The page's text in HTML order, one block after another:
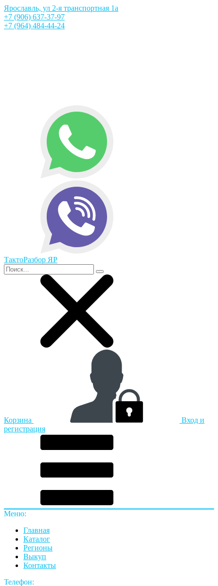
Ярославль, ул 2-я транспортная 1а
+7 (906) 637-37-97
+7 (964) 484-44-24
ТактоРазбор ЯР
Корзина
Вход и
регистрация
Меню:
Главная
Каталог
Регионы
Выкуп
Контакты
Телефон: